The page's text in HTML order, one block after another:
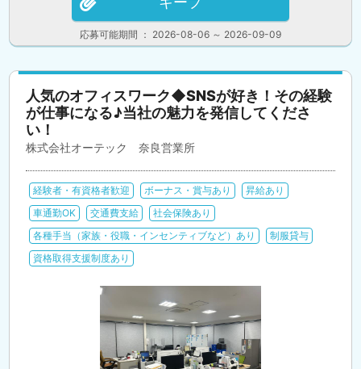
応募可能期間 ： 2026-08-06 ～ 2026-09-09
人気のオフィスワーク◆SNSが好き！その経験
が仕事になる♪当社の魅力を発信してくださ
い！
株式会社オーテック 奈良営業所
経験者・有資格者歓迎 ボーナス・賞与あり
昇給あり
車通勤OK
交通費支給
社会保険あり
各種手当（家族・役職・インセンティブなど）あり
制服貸与
資格取得支援制度あり